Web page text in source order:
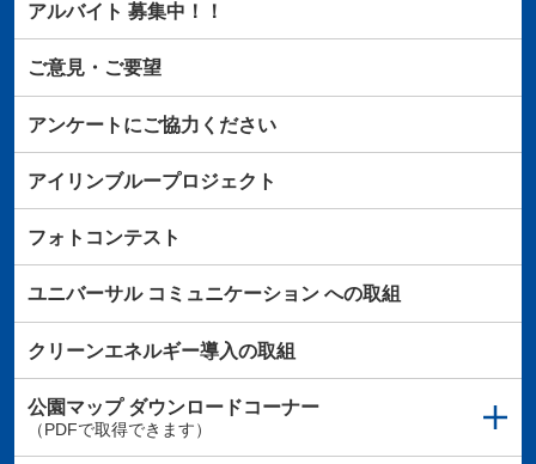
アルバイト 募集中！！
ご意見・ご要望
アンケートにご協力ください
アイリンブループロジェクト
フォトコンテスト
ユニバーサルコミュニケーションへの取組
クリーンエネルギー導入の取組
公園マップダウンロードコーナー
（PDFで取得できます）